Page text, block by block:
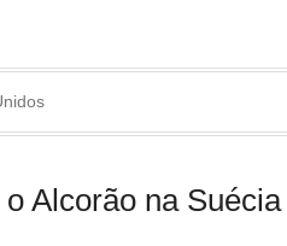
Alcorão na Suécia